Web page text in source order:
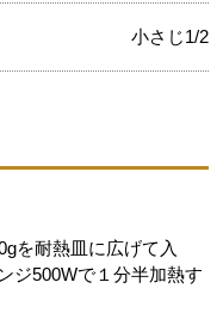
小さじ1/2
を耐熱皿に広げて入
ジ500Wで１分半加熱す